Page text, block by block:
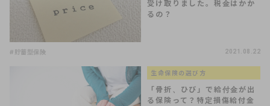
受け取りました。税金はかか
るの？
#貯蓄型保険 2021.08.22
生命保険の選び方
「骨折、ひび」で給付金が出
る保険って？特定損傷給付金